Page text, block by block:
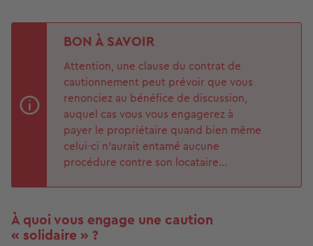
BON À SAVOIR
Attention, une clause du contrat de
cautionnement peut prévoir que vous
renonciez au bénéfice de discussion,
auquel cas vous vous engagerez à
payer le propriétaire quand bien même
celui-ci n’aurait entamé aucune
procédure contre son locataire…
À quoi vous engage une caution
« solidaire » ?